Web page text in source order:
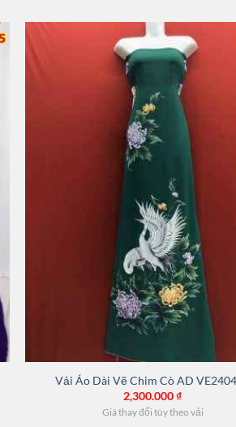
Vải Áo Dài Vẽ Chim Cò AD
2,300.000₫
Giá thay đổi tùy theo vải